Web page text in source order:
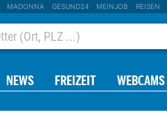
MADONNA GESUND24 MEINJOB REISEN
NEWS FREIZEIT WEBCAMS